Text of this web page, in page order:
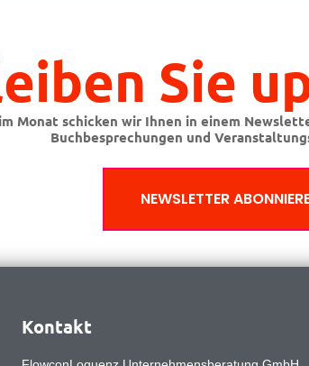
Sie
Monat schicken wir Ihnen in einem
Buchbesprechungen und
NEWSLETTER
Kontakt